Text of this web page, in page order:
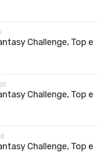
Challenge, Top e
Challenge, Top e
Challenge, Top e